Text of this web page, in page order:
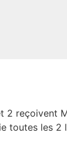
2 reçoivent
toutes les 2